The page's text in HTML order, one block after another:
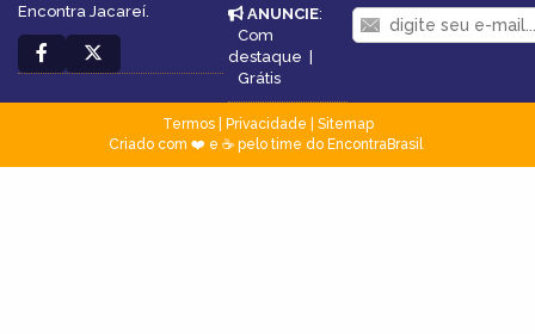
Encontra Jacareí.
ANUNCIE:
Com
destaque |
Grátis
Termos| Privacidade
Sitemap
Criado com ❤️ e ☕ pelo time do EncontraBrasil